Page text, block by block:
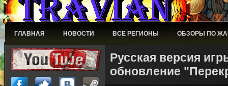
ГЛАВНАЯ НОВОСТИ ВСЕ РЕГИОНЫ ОБЗОРЫ ПО
Русская версия
обновление